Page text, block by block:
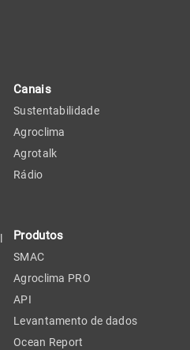
Canais
Sustentabilidade
Agroclima
Agrotalk
Rádio
Produtos
SMAC
Agroclima PRO
API
Levantamento de dados
Ocean Report